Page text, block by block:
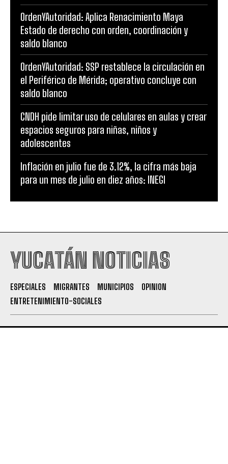
OrdenYAutoridad: Aplica Renacimiento Maya
Estado de derecho con orden, coordinación y
saldo blanco
OrdenYAutoridad: SSP restablece la circulación en
el Periférico de Mérida; operativo concluye con
saldo blanco
CNDH pide limitar uso de celulares en aulas y crear
espacios seguros para niñas, niños y
adolescentes
Inflación en julio fue de 3.12%, la cifra más baja
para un mes de julio en diez años: INEGI
YUCATÁN NOTICIAS
ESPECIALES MIGRANTES MUNICIPIOS
OPINION
ENTRETENIMIENTO-SOCIALES